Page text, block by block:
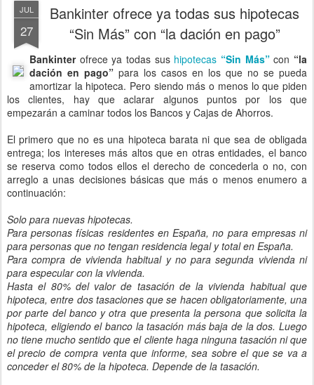
JUL
27
Bankinter ofrece ya todas sus hipotecas
“Sin Más” con “la dación en pago”
Bankinterofrece ya todas sus hipotecas “Sin Más”con “la
dación en pago” para los casos en los que no se pueda
amortizar la hipoteca. Pero siendo más o menos lo que piden
los clientes, hay que aclarar algunos puntos por los que
empezarán a caminar todos los Bancos y Cajas de Ahorros.
El primero que no es una hipoteca barata ni que sea de obligada
entrega; los intereses más altos que en otras entidades, el banco
se reserva como todos ellos el derecho de concederla o no, con
arreglo a unas decisiones básicas que más o menos enumero a
continuación:
Solo para nuevas hipotecas.
Para personas físicas residentes en España, no para empresas ni
para personas que no tengan residencia legal y total en España.
Para compra de vivienda habitual y no para segunda vivienda ni
para especular con la vivienda.
Hasta el 80% del valor de tasación de la vivienda habitual que
hipoteca, entre dos tasaciones que se hacen obligatoriamente, una
por parte del banco y otra que presenta la persona que solicita la
hipoteca, eligiendo el banco la tasación más baja de la dos. Luego
no tiene mucho sentido que el cliente haga ninguna tasación ni que
el precio de compra venta que informe, sea sobre el que se va a
conceder el 80% de la hipoteca. Depende de la tasación.